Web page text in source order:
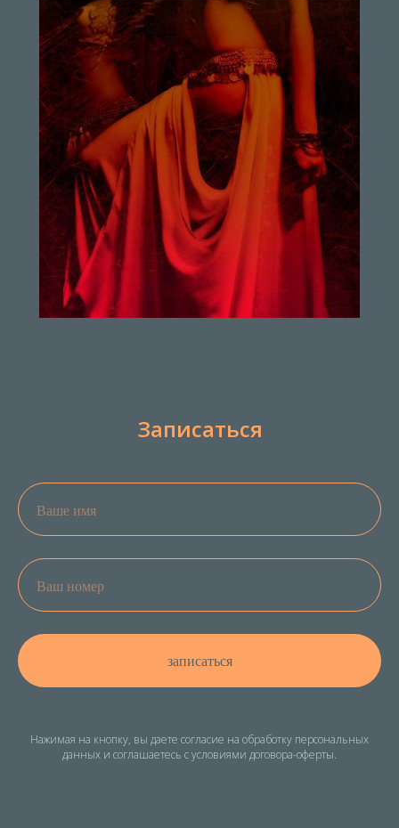
Записаться
записаться
Нажимая на кнопку, вы даете согласие на обработку персональных
данных и соглашаетесь c условиями договора-оферты.